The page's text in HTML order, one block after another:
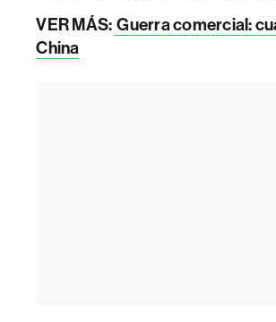
VER MÁS: Guerra comercial:
China